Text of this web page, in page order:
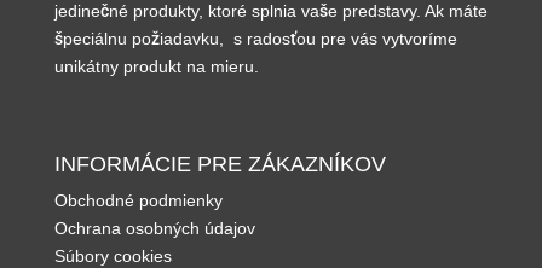
jedinečné produkty, ktoré splnia vaše predstavy. Ak máte
špeciálnu požiadavku, s radosťou pre vás vytvoríme
unikátny produkt na mieru.
INFORMÁCIE PRE ZÁKAZNÍKOV
Obchodné podmienky
Ochrana osobných údajov
Súbory cookies